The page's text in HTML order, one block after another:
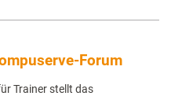
Forum
Trainer stellt das